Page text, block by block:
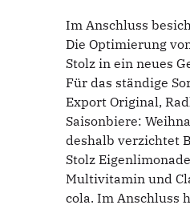
Im Anschluss
Die Optimierung
Stolz in ein neues
Für das ständige
Export Original,
Saisonbiere:
deshalb verzichtet
Stolz
Multivitamin und
cola. Im Anschluss